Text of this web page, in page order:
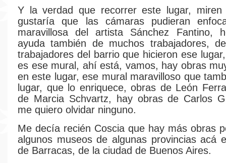
Y la verdad que recorrer este lugar, miren
gustaría que las cámaras pudieran
maravillosa del artista Sánchez Fantino,
ayuda también de muchos trabajadores,
trabajadores del barrio que hicieron ese
es ese mural, ahí está, vamos, hay obras
en este lugar, ese mural maravilloso que
lugar, que lo enriquece, obras de León
de Marcia Schvartz, hay obras de Carlos
me quiero olvidar ninguno.
Me decía recién Coscia que hay más obras
algunos museos de algunas provincias acá
de Barracas, de la ciudad de Buenos Aires.